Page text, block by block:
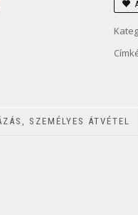
SZEMÉLYES ÁTVÉTEL